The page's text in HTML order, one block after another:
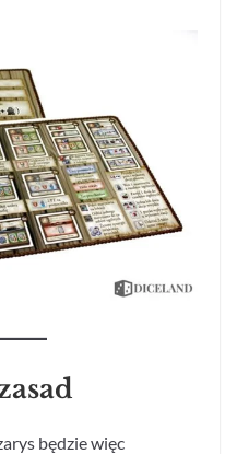
będzie więc